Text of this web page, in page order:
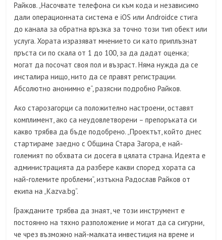
Райков. „Насочвате телефона си към кода и независимо
дали операционната система е iOS или Androidсе стига
до канала за обратна връзка за точно този тип обект или
услуга. Хората изразяват мнението си като приплъзнат
пръста си по скала от 1 до 100, за да дадат оценка;
могат да посочат своя пол и възраст. Няма нужда да се
инсталира нищо, нито да се правят регистрации.
Абсолютно анонимно е“, разясни подробно Райков.
Ако старозагорци са положително настроени, оставят
комплимент, ако са неудовлетворени – препоръката си
какво трябва да бъде подобрено. „Проектът, който днес
стартираме заедно с Община Стара Загора, е най-
големият по обхвата си досега в цялата страна. Идеята е
администрацията да разбере какви според хората са
най-големите проблеми“, изтъкна Радослав Райков от
екипа на „Kazva.bg“.
Гражданите трябва да знаят, че този инструмент е
постоянно на тяхно разположение и могат да са сигурни,
че чрез възможно най-малката инвестиция на време и